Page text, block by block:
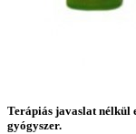
Terápiás javaslat nélkül
gyógyszer.